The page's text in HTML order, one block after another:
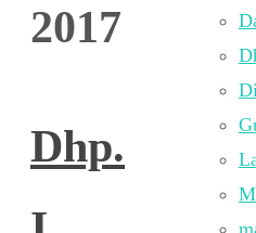
2017
Dhp.